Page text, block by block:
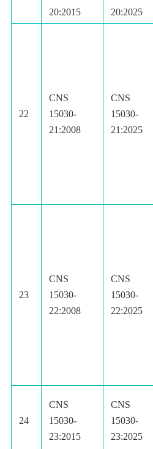
20:2015
20:2025
22
CNS
15030-
21:2008
CNS
15030-
21:2025
23
CNS
15030-
22:2008
CNS
15030-
22:2025
24
CNS
15030-
23:2015
CNS
15030-
23:2025